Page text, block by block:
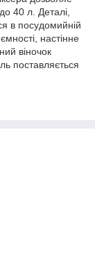
40 л. Деталі,
в посудомийній
настінне
віночок
поставляється